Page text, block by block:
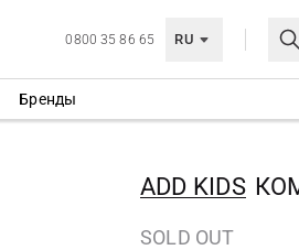
0800 35 86 65 RU
Бренды
ADD KIDS
SOLD OUT